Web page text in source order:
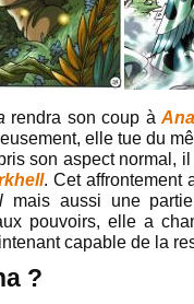
rendra son coup à
elle tue du
son aspect normal,
. Cet affrontement
mais aussi une
pouvoirs, elle a
capable de la
?